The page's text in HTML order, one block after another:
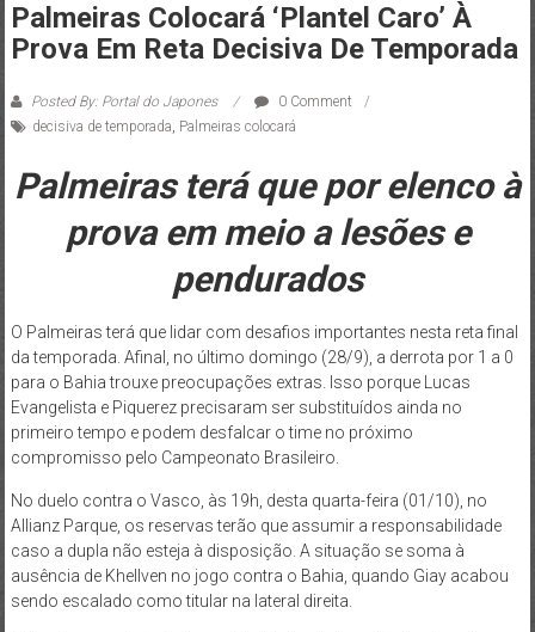
Palmeiras Colocará ‘plantel Caro’ À
Prova Em Reta Decisiva De Temporada
Posted By: Portal do Japones
0 Comment
decisiva de temporada, Palmeiras colocará
Palmeiras terá que por elenco à
prova em meio a lesões e
pendurados
O Palmeiras terá que lidar com desafios importantes nesta reta final
da temporada. Afinal, no último domingo (28/9), a derrota por 1 a 0
para o Bahia trouxe preocupações extras. Isso porque Lucas
Evangelista e Piquerez precisaram ser substituídos ainda no
primeiro tempo e podem desfalcar o time no próximo
compromisso pelo Campeonato Brasileiro.
No duelo contra o Vasco, às 19h, desta quarta-feira (01/10), no
Allianz Parque, os reservas terão que assumir a responsabilidade
caso a dupla não esteja à disposição. A situação se soma à
ausência de Khellven no jogo contra o Bahia, quando Giay acabou
sendo escalado como titular na lateral direita.